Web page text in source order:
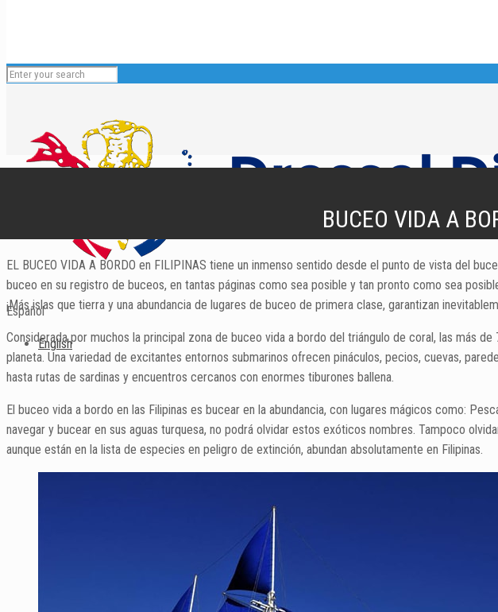
Español
English
BUCEO VIDA A
EL BUCEO VIDA A BORDO en FILIPINAS tiene un inmenso sentido desde el punto de vista del
buceo en su registro de buceos, en tantas páginas como sea posible y tan pronto como sea
¡Más islas que tierra y una abundancia de lugares de buceo de primera clase, garantizan
Considerada por muchos la principal zona de buceo vida a bordo del triángulo de coral, las más
planeta. Una variedad de excitantes entornos submarinos ofrecen pináculos, pecios, cuevas,
hasta rutas de sardinas y encuentros cercanos con enormes tiburones ballena.
El buceo vida a bordo en las Filipinas es bucear en la abundancia, con lugares mágicos como:
navegar y bucear en sus aguas turquesa, no podrá olvidar estos exóticos nombres. Tampoco
aunque están en la lista de especies en peligro de extinción, abundan absolutamente en Filipinas.